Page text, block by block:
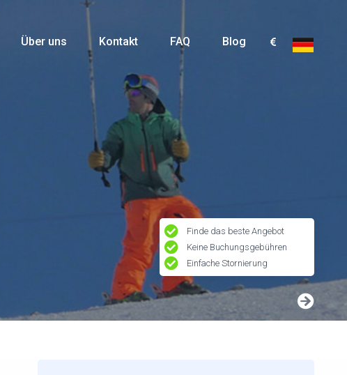
Über uns Kontakt FAQ Blog
Finde das beste Angebot
Keine Buchungsgebühren
Einfache Stornierung